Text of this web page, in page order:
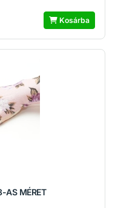
Kosárba
AS MÉRET